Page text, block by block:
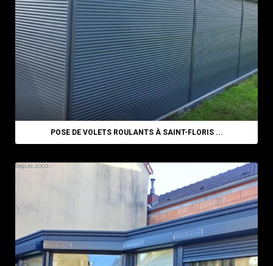
POSE DE VOLETS ROULANTS À SAINT-FLORIS ...